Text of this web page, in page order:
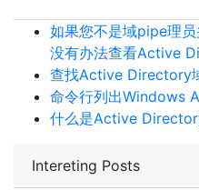
Intereting Posts
如果您不是域pipe理
没有办法查看Active
查找Active Directory
命令行列出Windows
什么是Active